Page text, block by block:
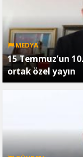
MEDYA
15 Temmuz’un
ortak özel yayın